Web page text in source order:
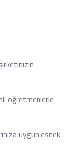
öğretmenlerle
uygun esnek